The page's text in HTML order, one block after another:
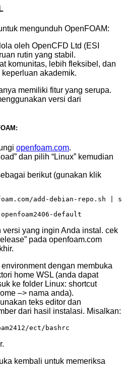
mengunduh OpenFOAM:
oleh OpenCFD Ltd (ESI
rutin yang stabil.
komunitas, lebih fleksibel, dan
akademik.
memiliki fitur yang serupa.
versi dari
openfoam.com.
dan pilih “Linux” kemudian
berikut (gunakan klik
add-debian-repo.sh |
default
versi yang ingin Anda instal. cek
pada openfoam.com
dengan membuka
home WSL (anda dapat
ke folder Linux: shortcut
–> nama anda).
teks editor dan
dari hasil instalasi. Misalkan:
ect/bashrc
kembali untuk memeriksa